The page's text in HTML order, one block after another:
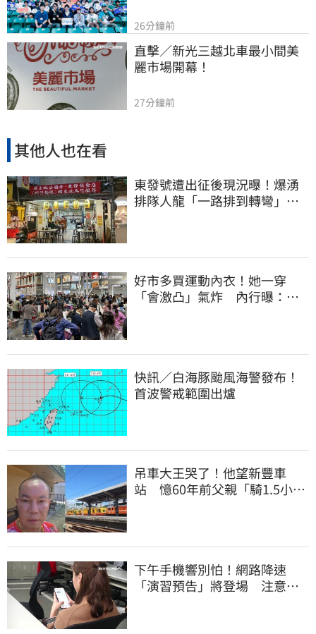
26分鐘前
直擊／新光三越北車最小間美
麗市場開幕！
27分鐘前
其他人也在看
東發號遭出征後現況曝！爆湧
排隊人龍「一路排到轉彎」
好市多買運動內衣！她一穿
「會激凸」氣炸 內行曝：其
快訊／白海豚颱風海警發布！
首波警戒範圍出爐
吊車大王哭了！他望新豐車
站 憶60年前父親「騎1.5小時
下午手機響別怕！網路降速
「演習預告」將登場 注意事